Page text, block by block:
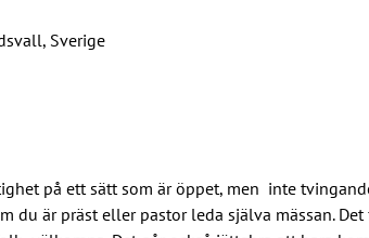
Sverige
på ett sätt som är öppet, men  inte
du är präst eller pastor leda själva mässan. Det